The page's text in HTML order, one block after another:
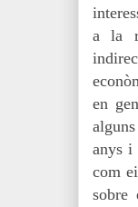
a la
en
anys i
com
sobre